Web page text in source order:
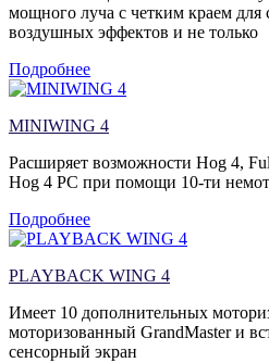
мощного луча с четким краем для
воздушных эффектов и не только
Подробнее
MINIWING 4
Расширяет возможности Hog 4,
Hog 4 PC при помощи 10-ти
Подробнее
PLAYBACK WING 4
Имеет 10 дополнительных
моторизованный GrandMaster и
сенсорный экран